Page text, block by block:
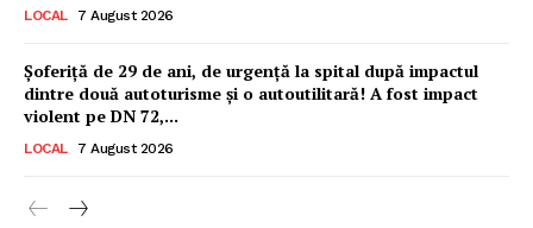
LOCAL 7 August 2026
Șoferiță de 29 de ani, de urgență la spital după impactul
dintre două autoturisme și o autoutilitară! A fost impact
violent pe DN 72,...
LOCAL 7 August 2026